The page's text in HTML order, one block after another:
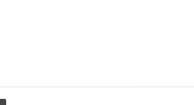
Imprimir